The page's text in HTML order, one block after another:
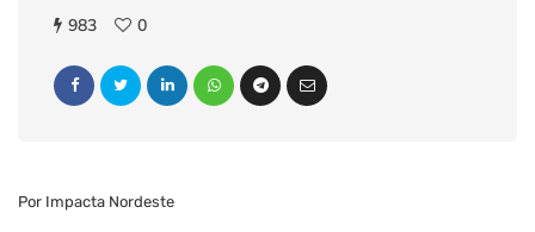
983 0
Por Impacta Nordeste